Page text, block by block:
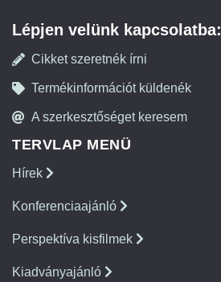
Lépjen velünk kapcsolatba:
Cikket szeretnék írni
Termékinformációt küldenék
A szerkesztőséget keresem
TERVLAP MENÜ
Hírek
Konferenciaajánló
Perspektíva kisfilmek
Kiadványajánló